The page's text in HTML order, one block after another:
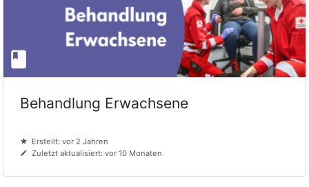
Behandlung Erwachsene
Erstellt: vor 2 Jahren
Zuletzt aktualisiert: vor 10 Monaten